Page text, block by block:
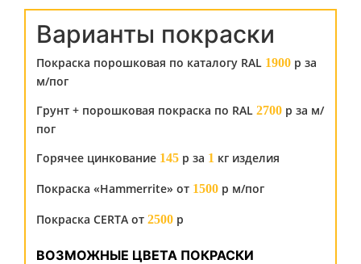
Варианты покраски
Покраска порошковая по каталогу RAL 1900 р за
м/пог
Грунт + порошковая покраска по RAL 2700 р за м/
пог
Горячее цинкование 145 р за 1 кг изделия
Покраска «Hammerrite» от 1500 р м/пог
Покраска CERTA от 2500 р
ВОЗМОЖНЫЕ ЦВЕТА ПОКРАСКИ